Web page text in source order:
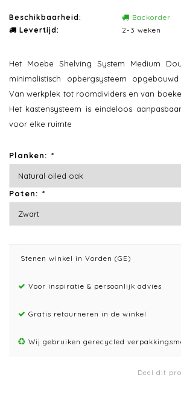
Beschikbaarheid:
Backorder
Levertijd:
2-3 weken
Het Moebe Shelving System Medium
minimalistisch opbergsysteem
Van werkplek tot roomdividers en van
Het kastensysteem is eindeloos
voor elke ruimte
Planken: *
Poten: *
Stenen winkel in Vorden (GE)
Voor inspiratie & persoonlijk advies
Gratis retourneren in de winkel
Wij gebruiken gerecycled
Deel dit